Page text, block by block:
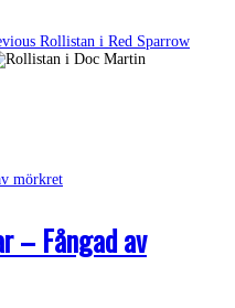
Rollistan i Red Sparrow
– Fångad av